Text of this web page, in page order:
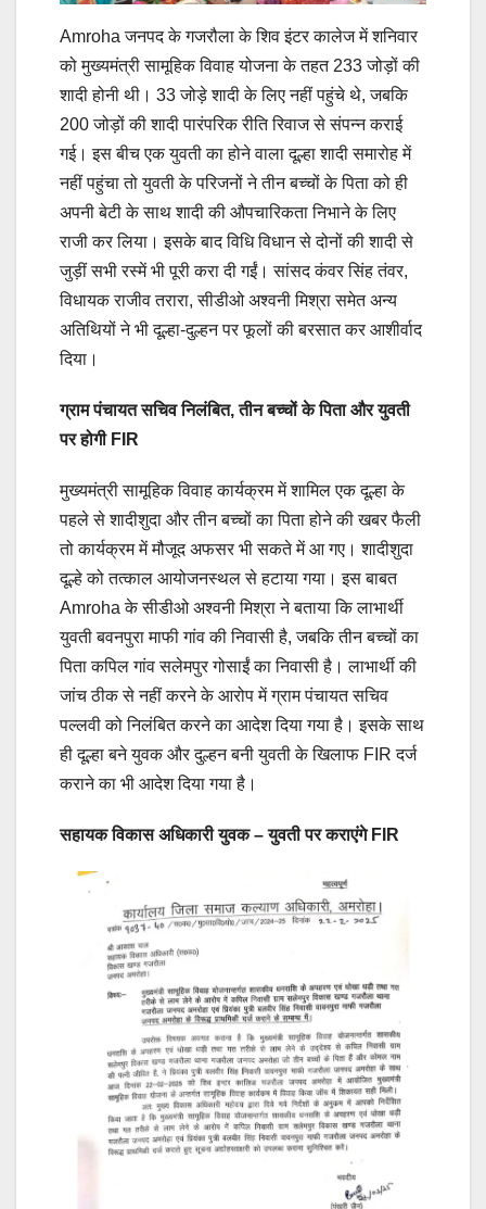
Amroha जनपद के गजरौला के शिव इंटर कालेज में शनिवार
को मुख्यमंत्री सामूहिक विवाह योजना के तहत 233 जोड़ों की
शादी होनी थी। 33 जोड़े शादी के लिए नहीं पहुंचे थे, जबकि
200 जोड़ों की शादी पारंपरिक रीति रिवाज से संपन्न कराई
गई। इस बीच एक युवती का होने वाला दूल्हा शादी समारोह में
नहीं पहुंचा तो युवती के परिजनों ने तीन बच्चों के पिता को ही
अपनी बेटी के साथ शादी की औपचारिकता निभाने के लिए
राजी कर लिया। इसके बाद विधि विधान से दोनों की शादी से
जुड़ीं सभी रस्में भी पूरी करा दी गईं। सांसद कंवर सिंह तंवर,
विधायक राजीव तरारा, सीडीओ अश्वनी मिश्रा समेत अन्य
अतिथियों ने भी दूल्हा-दुल्हन पर फूलों की बरसात कर आशीर्वाद
दिया।
ग्राम पंचायत सचिव निलंबित, तीन बच्चों के पिता और युवती
पर होगी FIR
मुख्यमंत्री सामूहिक विवाह कार्यक्रम में शामिल एक दूल्हा के
पहले से शादीशुदा और तीन बच्चों का पिता होने की खबर फैली
तो कार्यक्रम में मौजूद अफसर भी सकते में आ गए। शादीशुदा
दूल्हे को तत्काल आयोजनस्थल से हटाया गया। इस बाबत
Amroha के सीडीओ अश्वनी मिश्रा ने बताया कि लाभार्थी
युवती बवनपुरा माफी गांव की निवासी है, जबकि तीन बच्चों का
पिता कपिल गांव सलेमपुर गोसाईं का निवासी है। लाभार्थी की
जांच ठीक से नहीं करने के आरोप में ग्राम पंचायत सचिव
पल्लवी को निलंबित करने का आदेश दिया गया है। इसके साथ
ही दूल्हा बने युवक और दुल्हन बनी युवती के खिलाफ FIR दर्ज
कराने का भी आदेश दिया गया है।
सहायक विकास अधिकारी युवक – युवती पर कराएंगे FIR